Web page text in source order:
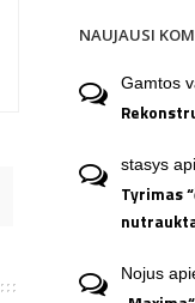
NAUJAUSI
Gamtos
stasys
Tyrimas
Nojus